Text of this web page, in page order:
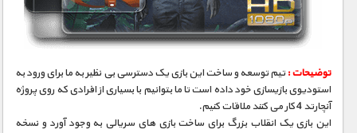
توضیحات : تیم توسعه و ساخت این بازی یک دسترسی بی نظیر به ما برای ورود به
استودیوی بازیسازی خود داده است تا ما بتوانیم با بسیاری از افرادی که روی پروژه
آنچارتد 4 کار می کنند ملاقات کنیم.
این بازی یک انقلاب بزرگ برای ساخت بازی های سریالی به وجود آورد و نسخه